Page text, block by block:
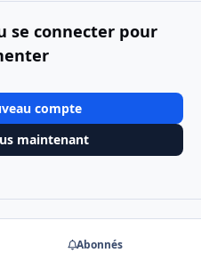
se connecter pour
compte
maintenant
Abonnés